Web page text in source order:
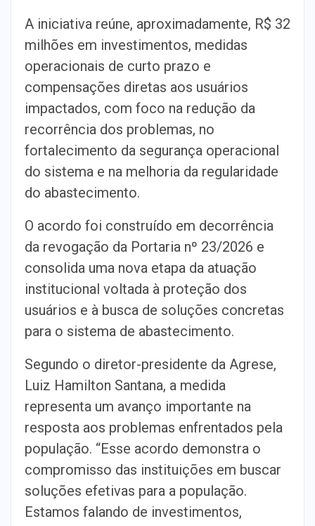
A iniciativa reúne, aproximadamente, R$ 32
milhões em investimentos, medidas
operacionais de curto prazo e
compensações diretas aos usuários
impactados, com foco na redução da
recorrência dos problemas, no
fortalecimento da segurança operacional
do sistema e na melhoria da regularidade
do abastecimento.
O acordo foi construído em decorrência
da revogação da Portaria nº 23/2026 e
consolida uma nova etapa da atuação
institucional voltada à proteção dos
usuários e à busca de soluções concretas
para o sistema de abastecimento.
Segundo o diretor-presidente da Agrese,
Luiz Hamilton Santana, a medida
representa um avanço importante na
resposta aos problemas enfrentados pela
população. “Esse acordo demonstra o
compromisso das instituições em buscar
soluções efetivas para a população.
Estamos falando de investimentos,